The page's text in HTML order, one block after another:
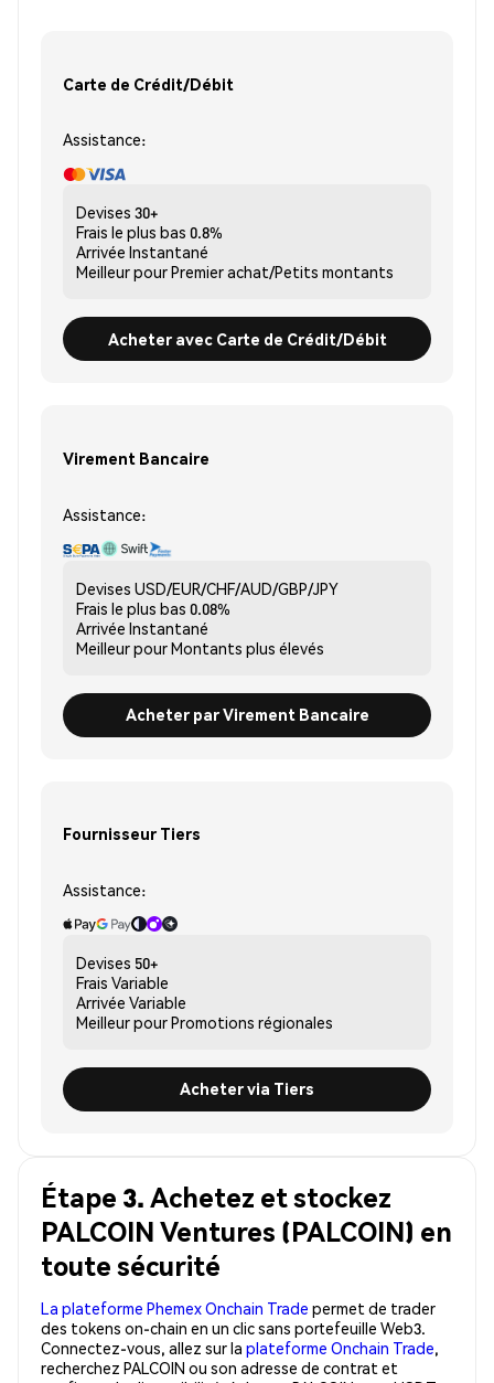
Carte de Crédit/Débit
Assistance:
Devises 30+
Frais le plus bas 0.8%
Arrivée Instantané
Meilleur pourPremier achat/Petits montants
Acheter avec Carte de Crédit/Débit
Virement Bancaire
Assistance:
Devises USD/EUR/CHF/AUD/GBP/JPY
Frais le plus bas 0.08%
Arrivée Instantané
Meilleur pourMontants plus élevés
Acheter par Virement Bancaire
Fournisseur Tiers
Assistance:
Devises 50+
Frais Variable
Arrivée Variable
Meilleur pourPromotions régionales
Acheter via Tiers
Étape 3. Achetez et stockez
PALCOIN Ventures (PALCOIN) en
toute sécurité
La plateforme Phemex Onchain Trade permet de trader
des tokens on-chain en un clic sans portefeuille Web3.
Connectez-vous, allez sur la plateforme Onchain Trade,
recherchez PALCOIN ou son adresse de contrat et